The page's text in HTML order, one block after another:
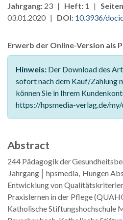
Jahrgang: 23 | Heft: 1 |
03.01.2020 | DOI: 10.3936/
Erwerb der Online-Version als
Hinweis: Der Download des
sofort nach dem Kauf/Zahlung
können Sie in Ihrem
https://hpsmedia-verlag.de/
Abstract
244 Pädagogik der
Jahrgang │ hpsmedia, Hungen
Entwicklung von
Praxislernen in der Pflege
Katholische Stiftungshochschule